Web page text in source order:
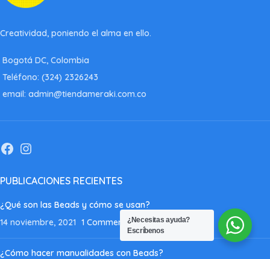
Creatividad, poniendo el alma en ello.
Bogotá DC, Colombia
Teléfono: (324) 2326243
email: admin@tiendameraki.com.co
PUBLICACIONES RECIENTES
¿Qué son las Beads y cómo se usan?
14 noviembre, 2021 1 Comment
¿Cómo hacer manualidades con Beads?
¿Necesitas ayuda?
Escríbenos